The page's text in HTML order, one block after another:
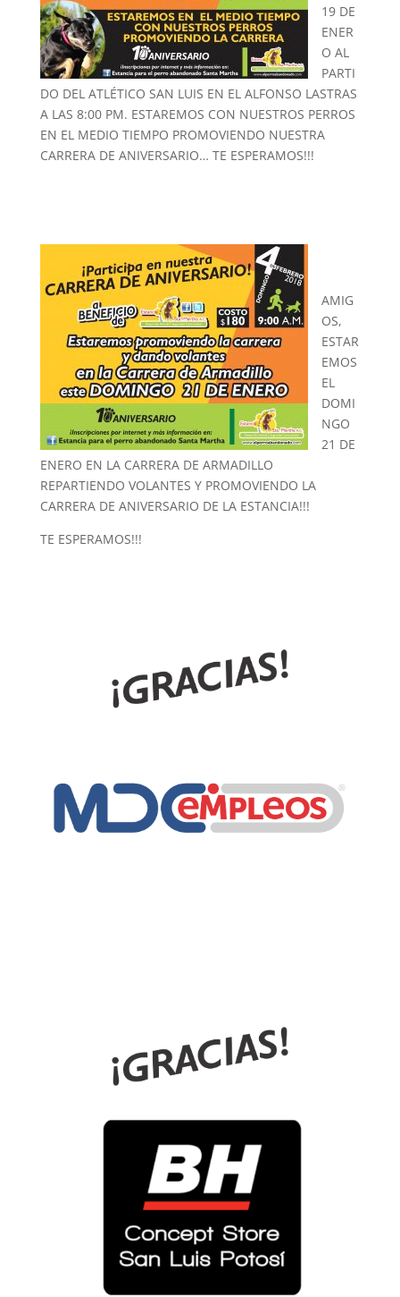
19 DE
ENER
O AL
PARTI
DO DEL ATLÉTICO SAN LUIS EN EL ALFONSO LASTRAS
A LAS 8:00 PM. ESTAREMOS CON NUESTROS PERROS
EN EL MEDIO TIEMPO PROMOVIENDO NUESTRA
CARRERA DE ANIVERSARIO… TE ESPERAMOS!!!
AMIG
OS,
ESTAR
EMOS
EL
DOMI
NGO
21 DE
ENERO EN LA CARRERA DE ARMADILLO
REPARTIENDO VOLANTES Y PROMOVIENDO LA
CARRERA DE ANIVERSARIO DE LA ESTANCIA!!!
TE ESPERAMOS!!!